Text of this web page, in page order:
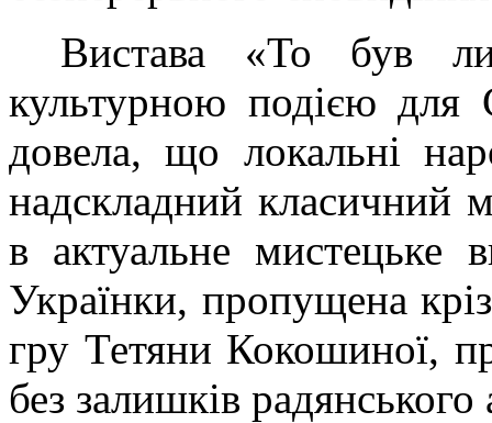
Вистава «То був
культурною подією для
довела, що локальні
надскладний класичний
в актуальне мистецьке
Українки, пропущена
гру Тетяни Кокошиної,
без залишків